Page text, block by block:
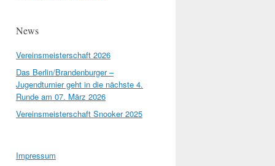
News
Vereinsmeisterschaft 2026
Das Berlin/Brandenburger –
Jugendturnier geht in die nächste 4.
Runde am 07. März 2026
Vereinsmeisterschaft Snooker 2025
Impressum